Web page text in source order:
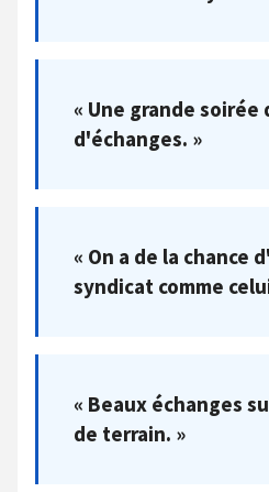
« Une grande
d'échanges. »
« On a de la chance
syndicat comme
« Beaux échanges
de terrain. »